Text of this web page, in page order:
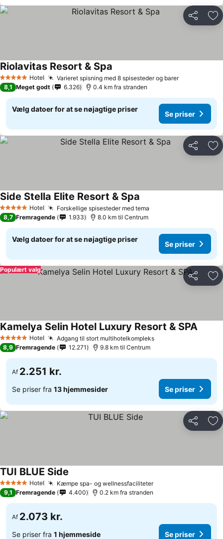
Del
5 Stjerner Hotel Varieret spisning med 8 spisesteder og barer
Riolavitas Resort & Spa
8,1 Meget godt 6.326 0.4 km fra stranden
Vælg datoer for at se nøjagtige priser
Se priser
Del
5 Stjerner Hotel Forskellige spisesteder med tema
Side Stella Elite Resort & Spa
8,7 Fremragende 1.933 8.0 km til Centrum
Vælg datoer for at se nøjagtige priser
Se priser
Del
Populært valg
5 Stjerner Hotel Adgang til stort multihotelkompleks
Kamelya Selin Hotel Luxury Resort & SPA
8,9 Fremragende 12.271 9.8 km til Centrum
Af 2.251 kr.
Se priser fra 13 hjemmesider Se priser
Del
5 Stjerner Hotel Kæmpe spa- og wellnessfaciliteter
TUI BLUE Side
9,1 Fremragende 4.400 0.2 km fra stranden
Af 2.073 kr.
Se priser fra 1 hjemmeside Se priser